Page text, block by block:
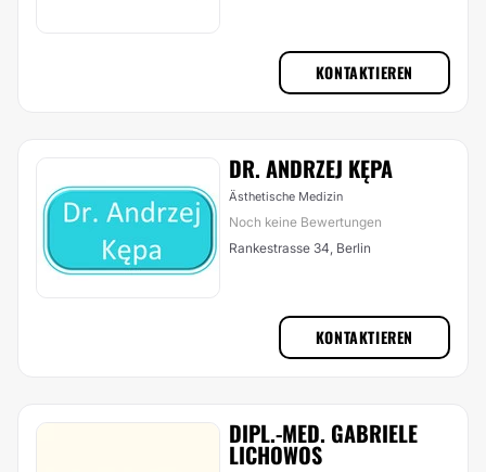
KONTAKTIEREN
DR. ANDRZEJ KĘPA
Ästhetische Medizin
Noch keine Bewertungen
Rankestrasse 34, Berlin
KONTAKTIEREN
DIPL.-MED. GABRIELE
LICHOWOS